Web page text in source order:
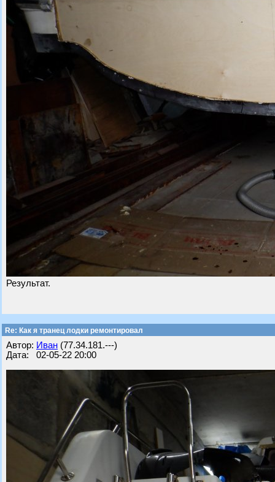
Результат.
Re: Как я транец лодки ремонтировал
Автор: Иван (77.34.181.---)
Дата: 02-05-22 20:00